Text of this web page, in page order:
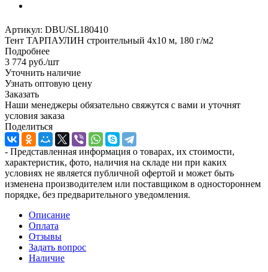
Артикул: DBU/SL180410
Тент ТАРПАУЛИН строительный 4х10 м, 180 г/м2
Подробнее
3 774 руб./шт
Уточнить наличие
Узнать оптовую цену
Заказать
Наши менеджеры обязательно свяжутся с вами и уточнят
условия заказа
Поделиться
- Представленная информация о товарах, их стоимости,
характеристик, фото, наличия на складе ни при каких
условиях не является публичной офертой и может быть
изменена производителем или поставщиком в одностороннем
порядке, без предварительного уведомления.
Описание
Оплата
Отзывы
Задать вопрос
Наличие